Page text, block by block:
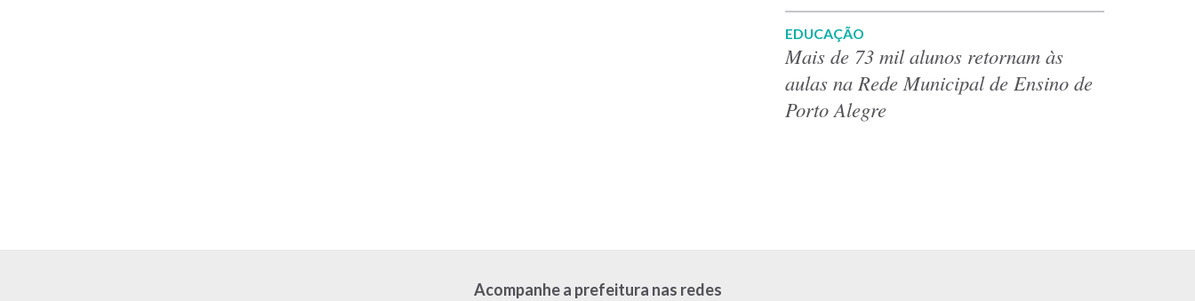
EDUCAÇÃO
Mais de 73 mil alunos retornam às
aulas na Rede Municipal de Ensino de
Porto Alegre
Acompanhe a prefeitura nas redes